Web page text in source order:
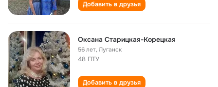
Добавить в друзья
Оксана Старицкая-Корецкая
56 лет,Луганск
48 ПТУ
Добавить в друзья